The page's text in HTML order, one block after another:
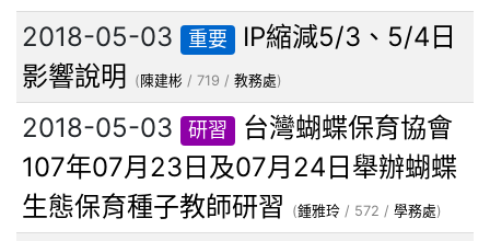
2018-05-03 重要
IP縮減5/3、5/4日
影響說明
( 陳建彬 / 719 / 教務處)
2018-05-03 研習
台灣蝴蝶保育協會
107年07月23日及07月24日舉辦蝴蝶
生態保育種子教師研習
(鍾雅玲 / 572 / 學務處)